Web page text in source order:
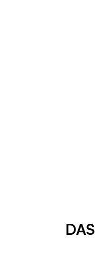
DAS